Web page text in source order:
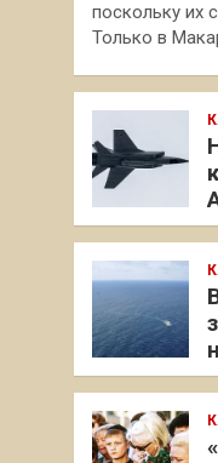
поскольку их
Только в